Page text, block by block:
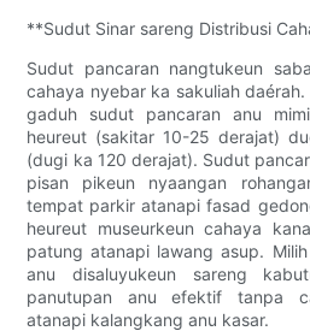
**Sudut Sinar sareng Distribusi
Sudut pancaran nangtukeun
cahaya nyebar ka sakuliah
gaduh sudut pancaran anu
heureut (sakitar 10-25 derajat)
(dugi ka 120 derajat). Sudut
pisan pikeun nyaangan
tempat parkir atanapi fasad
heureut museurkeun cahaya
patung atanapi lawang asup.
anu disaluyukeun sareng
panutupan anu efektif tanpa
atanapi kalangkang anu kasar.